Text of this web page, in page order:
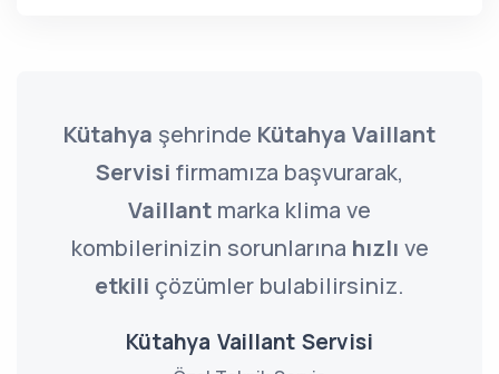
Kütahya şehrinde Kütahya Vaillant
Servisi firmamıza başvurarak,
Vaillant marka klima ve
kombilerinizin sorunlarına hızlı ve
etkili çözümler bulabilirsiniz.
Kütahya Vaillant Servisi